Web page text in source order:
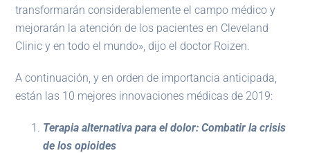
transformarán considerablemente el campo médico y
mejorarán la atención de los pacientes en Cleveland
Clinic y en todo el mundo», dijo el doctor Roizen.
A continuación, y en orden de importancia anticipada,
están las 10 mejores innovaciones médicas de 2019:
Terapia alternativa para el dolor: Combatir la crisis
de los opioides